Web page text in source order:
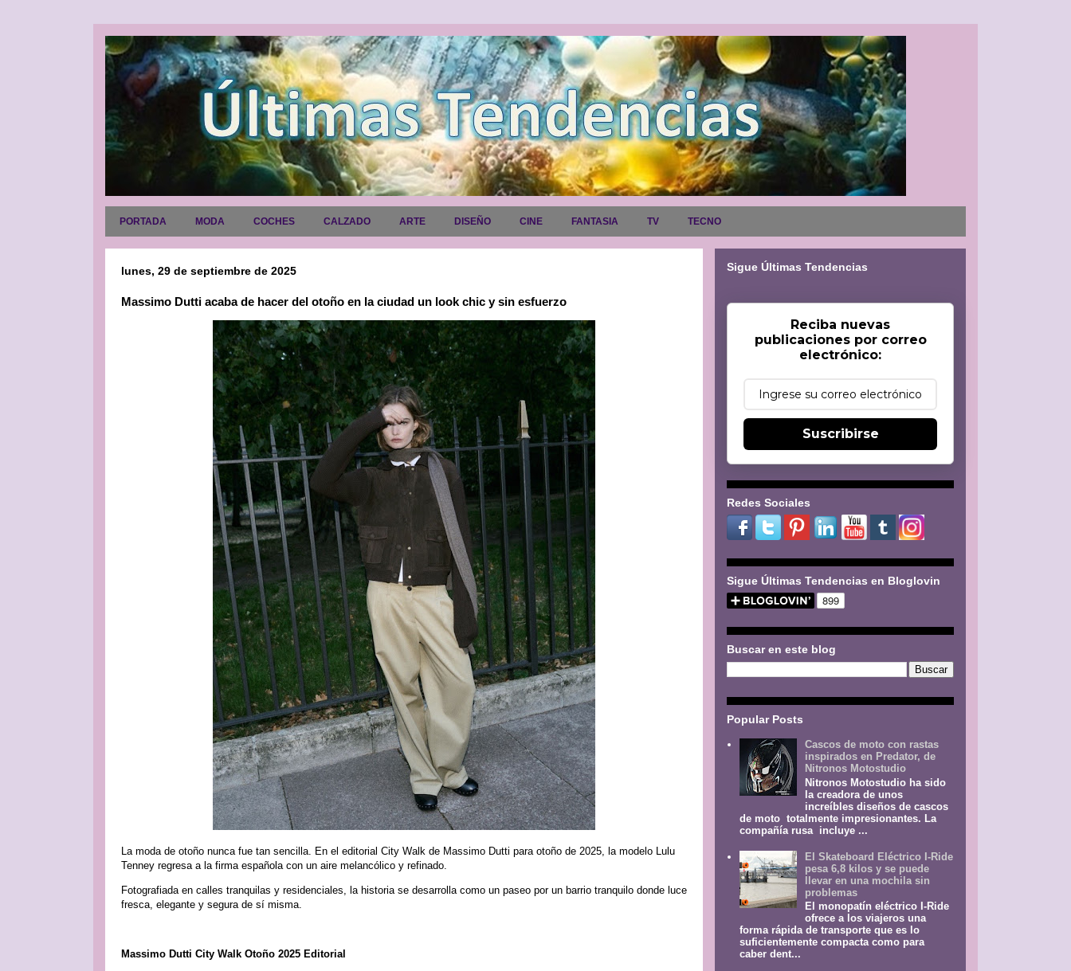
PORTADA MODA COCHES CALZADO ARTE DISEÑO CINE FANTASIA TV TECNO
lunes, 29 de septiembre de 2025
Massimo Dutti acaba de hacer del otoño en la ciudad un look chic y sin esfuerzo
La moda de otoño nunca fue tan sencilla. En el editorial City Walk de Massimo Dutti para otoño de 2025, la modelo Lulu
Tenney regresa a la firma española con un aire melancólico y refinado.
Fotografiada en calles tranquilas y residenciales, la historia se desarrolla como un paseo por un barrio tranquilo donde luce
fresca, elegante y segura de sí misma.
Massimo Dutti City Walk Otoño 2025 Editorial
Sigue Últimas Tendencias
Reciba nuevas
publicaciones por correo
electrónico:
Suscribirse
Redes Sociales
Sigue Últimas Tendencias en Bloglovin
Buscar en este blog
Popular Posts
Cascos de moto con rastas
inspirados en Predator, de
Nitronos Motostudio
Nitronos Motostudio ha sido
la creadora de unos
increíbles diseños de cascos
de moto totalmente impresionantes. La
compañía rusa incluye ...
El Skateboard Eléctrico I-Ride
pesa 6,8 kilos y se puede
llevar en una mochila sin
problemas
El monopatín eléctrico I-Ride
ofrece a los viajeros una
forma rápida de transporte que es lo
suficientemente compacta como para
caber dent...